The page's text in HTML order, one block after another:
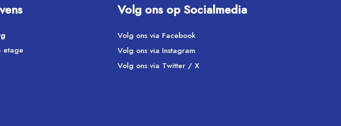
etage
Volg ons op Socialmedia
Volg ons via Facebook
Volg ons via Instagram
Volg ons via Twitter / X